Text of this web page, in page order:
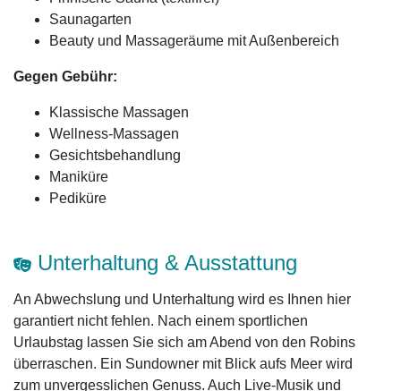
Saunagarten
Beauty und Massageräume mit Außenbereich
Gegen Gebühr:
Klassische Massagen
Wellness-Massagen
Gesichtsbehandlung
Maniküre
Pediküre
Unterhaltung & Ausstattung
An Abwechslung und Unterhaltung wird es Ihnen hier
garantiert nicht fehlen. Nach einem sportlichen
Urlaubstag lassen Sie sich am Abend von den Robins
überraschen. Ein Sundowner mit Blick aufs Meer wird
zum unvergesslichen Genuss. Auch Live-Musik und